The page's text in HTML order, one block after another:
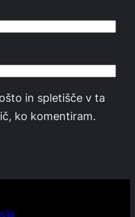
in spletišče v ta
ko komentiram.